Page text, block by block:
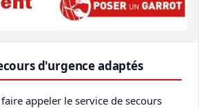
d'urgence adaptés
appeler le service de secours